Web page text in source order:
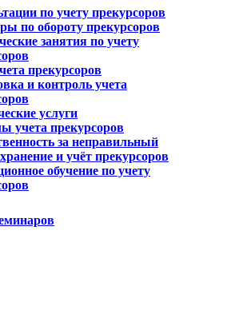
по учету прекурсоров
по обороту прекурсоров
занятия по учету
прекурсоров
и контроль учета
услуги
учета прекурсоров
за неправильный
и учёт прекурсоров
обучение по учету